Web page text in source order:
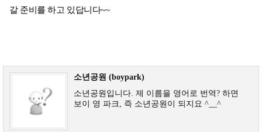
갈 준비를 하고 있답니다~~
소년공원 (boypark)
소년공원입니다. 제 이름을 영어로 번역? 하면
보이 영 파크, 즉 소년공원이 되지요 ^__^